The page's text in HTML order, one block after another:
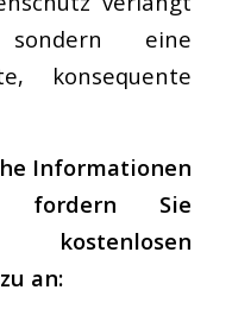
eine
konsequente
Informationen
fordern Sie
kostenlosen
an: